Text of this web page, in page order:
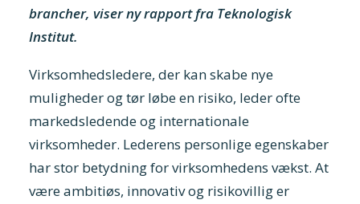
brancher, viser ny rapport fra Teknologisk
Institut.
Virksomhedsledere, der kan skabe nye
muligheder og tør løbe en risiko, leder ofte
markedsledende og internationale
virksomheder. Lederens personlige egenskaber
har stor betydning for virksomhedens vækst. At
være ambitiøs, innovativ og risikovillig er